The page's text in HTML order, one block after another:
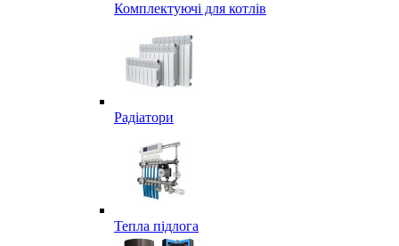
Комплектуючі для котлів
Радіатори
Тепла підлога